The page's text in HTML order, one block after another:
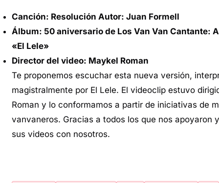
Canción: Resolución Autor: Juan Formell
Álbum: 50 aniversario de Los Van Van Cantante:
«El Lele»
Director del video: Maykel Roman
Te proponemos escuchar esta nueva versión,
magistralmente por El Lele. El videoclip estuvo
Roman y lo conformamos a partir de iniciativas de
vanvaneros. Gracias a todos los que nos apoyaron
sus videos con nosotros.